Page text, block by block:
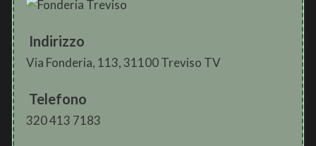
Indirizzo
Via Fonderia, 113, 31100 Treviso TV
Telefono
320 413 7183